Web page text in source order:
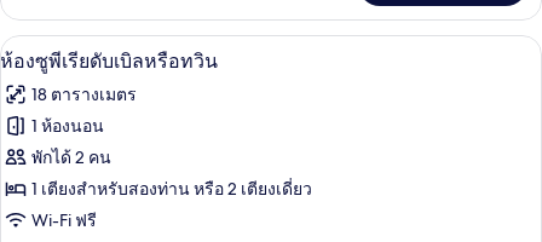
เกี่ยว
กับ
ห้อง
เนียร์
สวี
เปิด
ภาพถ่าย
ทั้งหมด
ของ
ห้อง
ซู
เครื่องนอนระดับพรีเมียม, มินิบาร์, ตู้นิ
6
ห้องซูพีเรียดับเบิลหรือทวิน
18 ตารางเมตร
1 ห้องนอน
พักได้ 2 คน
1 เตียงสำหรับสองท่าน หรือ 2 เตียงเดี่ยว
Wi-Fi ฟรี